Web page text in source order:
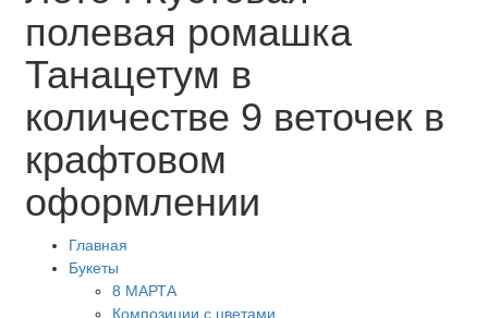
полевая ромашка
Танацетум в
количестве 9 веточек в
крафтовом
оформлении
Главная
Букеты
8 МАРТА
Композиции с цветами